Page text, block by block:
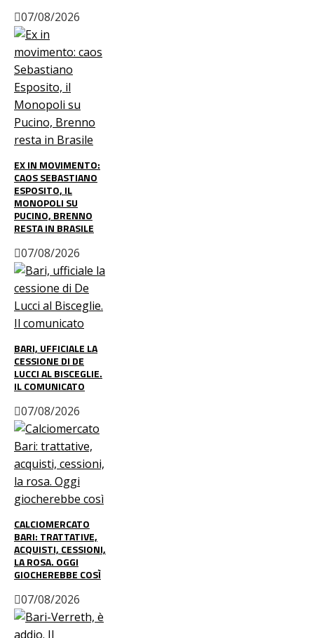
07/08/2026
EX IN MOVIMENTO:
CAOS SEBASTIANO
ESPOSITO, IL
MONOPOLI SU
PUCINO, BRENNO
RESTA IN BRASILE
07/08/2026
BARI, UFFICIALE LA
CESSIONE DI DE
LUCCI AL BISCEGLIE.
IL COMUNICATO
07/08/2026
CALCIOMERCATO
BARI: TRATTATIVE,
ACQUISTI, CESSIONI,
LA ROSA. OGGI
GIOCHEREBBE COSÌ
07/08/2026